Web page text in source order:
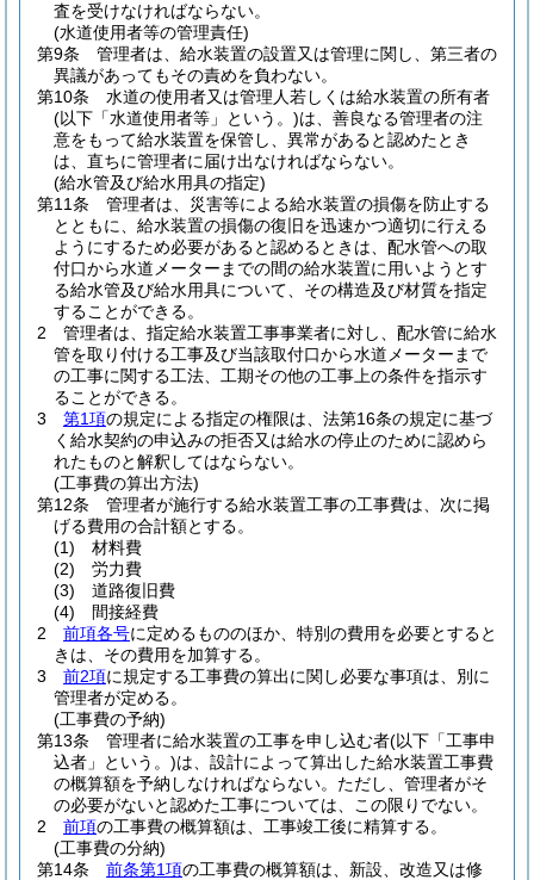
査を受けなければならない。
(水道使用者等の管理責任)
第9条
管理者は、給水装置の設置又は管理に関し、第三者の
異議があってもその責めを負わない。
第10条
水道の使用者又は管理人若しくは給水装置の所有者
(以下「水道使用者等」という。)は、善良なる管理者の注
意をもって給水装置を保管し、異常があると認めたとき
は、直ちに管理者に届け出なければならない。
(給水管及び給水用具の指定)
第11条
管理者は、災害等による給水装置の損傷を防止する
とともに、給水装置の損傷の復旧を迅速かつ適切に行える
ようにするため必要があると認めるときは、配水管への取
付口から水道メーターまでの間の給水装置に用いようとす
る給水管及び給水用具について、その構造及び材質を指定
することができる。
2
管理者は、指定給水装置工事事業者に対し、配水管に給水
管を取り付ける工事及び当該取付口から水道メーターまで
の工事に関する工法、工期その他の工事上の条件を指示す
ることができる。
3
第1項の規定による指定の権限は、法第16条の規定に基づ
く給水契約の申込みの拒否又は給水の停止のために認めら
れたものと解釈してはならない。
(工事費の算出方法)
第12条
管理者が施行する給水装置工事の工事費は、次に掲
げる費用の合計額とする。
(1)
材料費
(2)
労力費
(3)
道路復旧費
(4)
間接経費
2
前項各号に定めるもののほか、特別の費用を必要とすると
きは、その費用を加算する。
3
前2項に規定する工事費の算出に関し必要な事項は、別に
管理者が定める。
(工事費の予納)
第13条
管理者に給水装置の工事を申し込む者(以下「工事申
込者」という。)は、設計によって算出した給水装置工事費
の概算額を予納しなければならない。 ただし、管理者がそ
の必要がないと認めた工事については、この限りでない。
2
前項の工事費の概算額は、工事竣工後に精算する。
(工事費の分納)
第14条
前条第1項の工事費の概算額は、新設、改造又は修